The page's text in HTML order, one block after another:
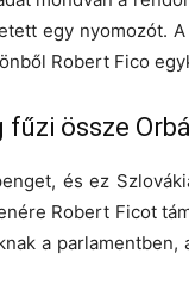
egy nyomozót.
Robert Fico
fűzi össze
és ez
Robert Ficot
a